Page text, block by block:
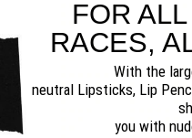
FOR
RACES,
With the
neutral Lipsticks, Lip
you with